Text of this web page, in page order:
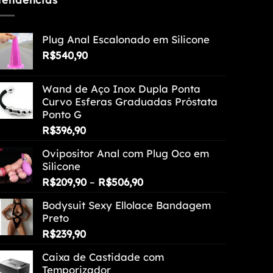
Plug Anal Escalonado em Silicone
R$540,90
Wand de Aço Inox Dupla Ponta
Curvo Esferas Graduadas Próstata
Ponto G
R$396,90
Ovipositor Anal com Plug Oco em
Silicone
R$209,90 – R$506,90Faixa
preço:
Bodysuit Sexy Ellolace Bandagem
Preto
R$239,90
Caixa de Castidade com
Temporizador